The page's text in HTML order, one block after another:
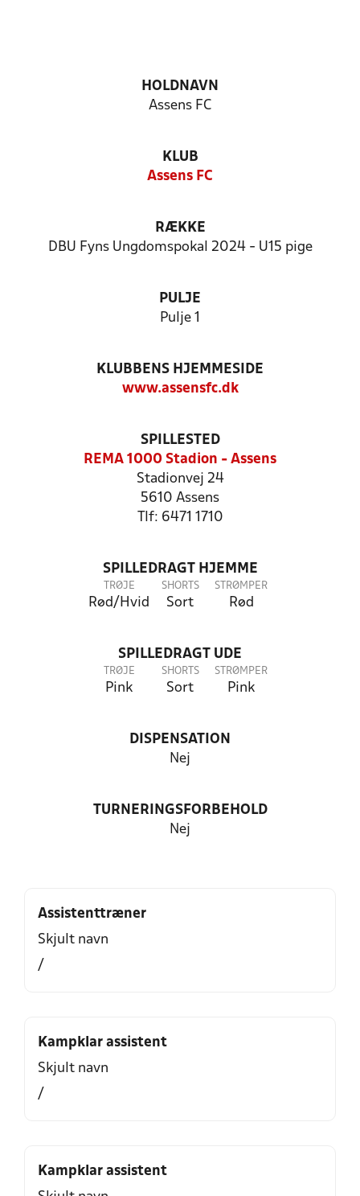
HOLDNAVN
Assens FC
KLUB
Assens FC
RÆKKE
DBU Fyns Ungdomspokal 2024 - U15 pige
PULJE
Pulje 1
KLUBBENS HJEMMESIDE
www.assensfc.dk
SPILLESTED
REMA 1000 Stadion - Assens
Stadionvej 24
5610 Assens
Tlf: 6471 1710
SPILLEDRAGT HJEMME
TRØJE
Rød/Hvid
SHORTS
Sort
STRØMPER
Rød
SPILLEDRAGT UDE
TRØJE
Pink
SHORTS
Sort
STRØMPER
Pink
DISPENSATION
Nej
TURNERINGSFORBEHOLD
Nej
Assistenttræner
Skjult navn
/
Kampklar assistent
Skjult navn
/
Kampklar assistent